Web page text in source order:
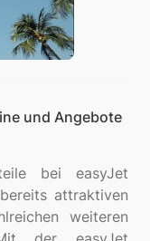
und Angebote
bei easyJet
attraktiven
weiteren